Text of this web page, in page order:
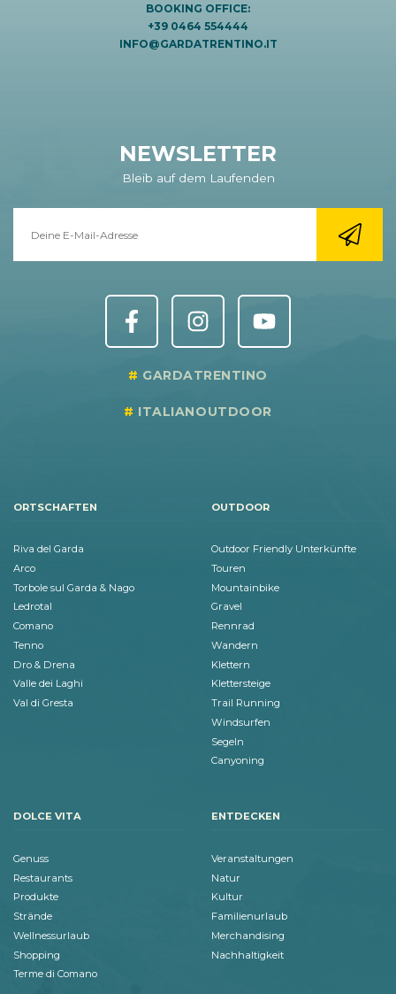
BOOKING OFFICE:
+39 0464 554444
INFO@GARDATRENTINO.IT
NEWSLETTER
Bleib auf dem Laufenden
GARDATRENTINO
ITALIANOUTDOOR
ORTSCHAFTEN
Riva del Garda
Arco
Torbole sul Garda & Nago
Ledrotal
Comano
Tenno
Dro & Drena
Valle dei Laghi
Val di Gresta
OUTDOOR
Outdoor Friendly Unterkünfte
Touren
Mountainbike
Gravel
Rennrad
Wandern
Klettern
Klettersteige
Trail Running
Windsurfen
Segeln
Canyoning
DOLCE VITA
Genuss
Restaurants
Produkte
Strände
Wellnessurlaub
Shopping
Terme di Comano
ENTDECKEN
Veranstaltungen
Natur
Kultur
Familienurlaub
Merchandising
Nachhaltigkeit